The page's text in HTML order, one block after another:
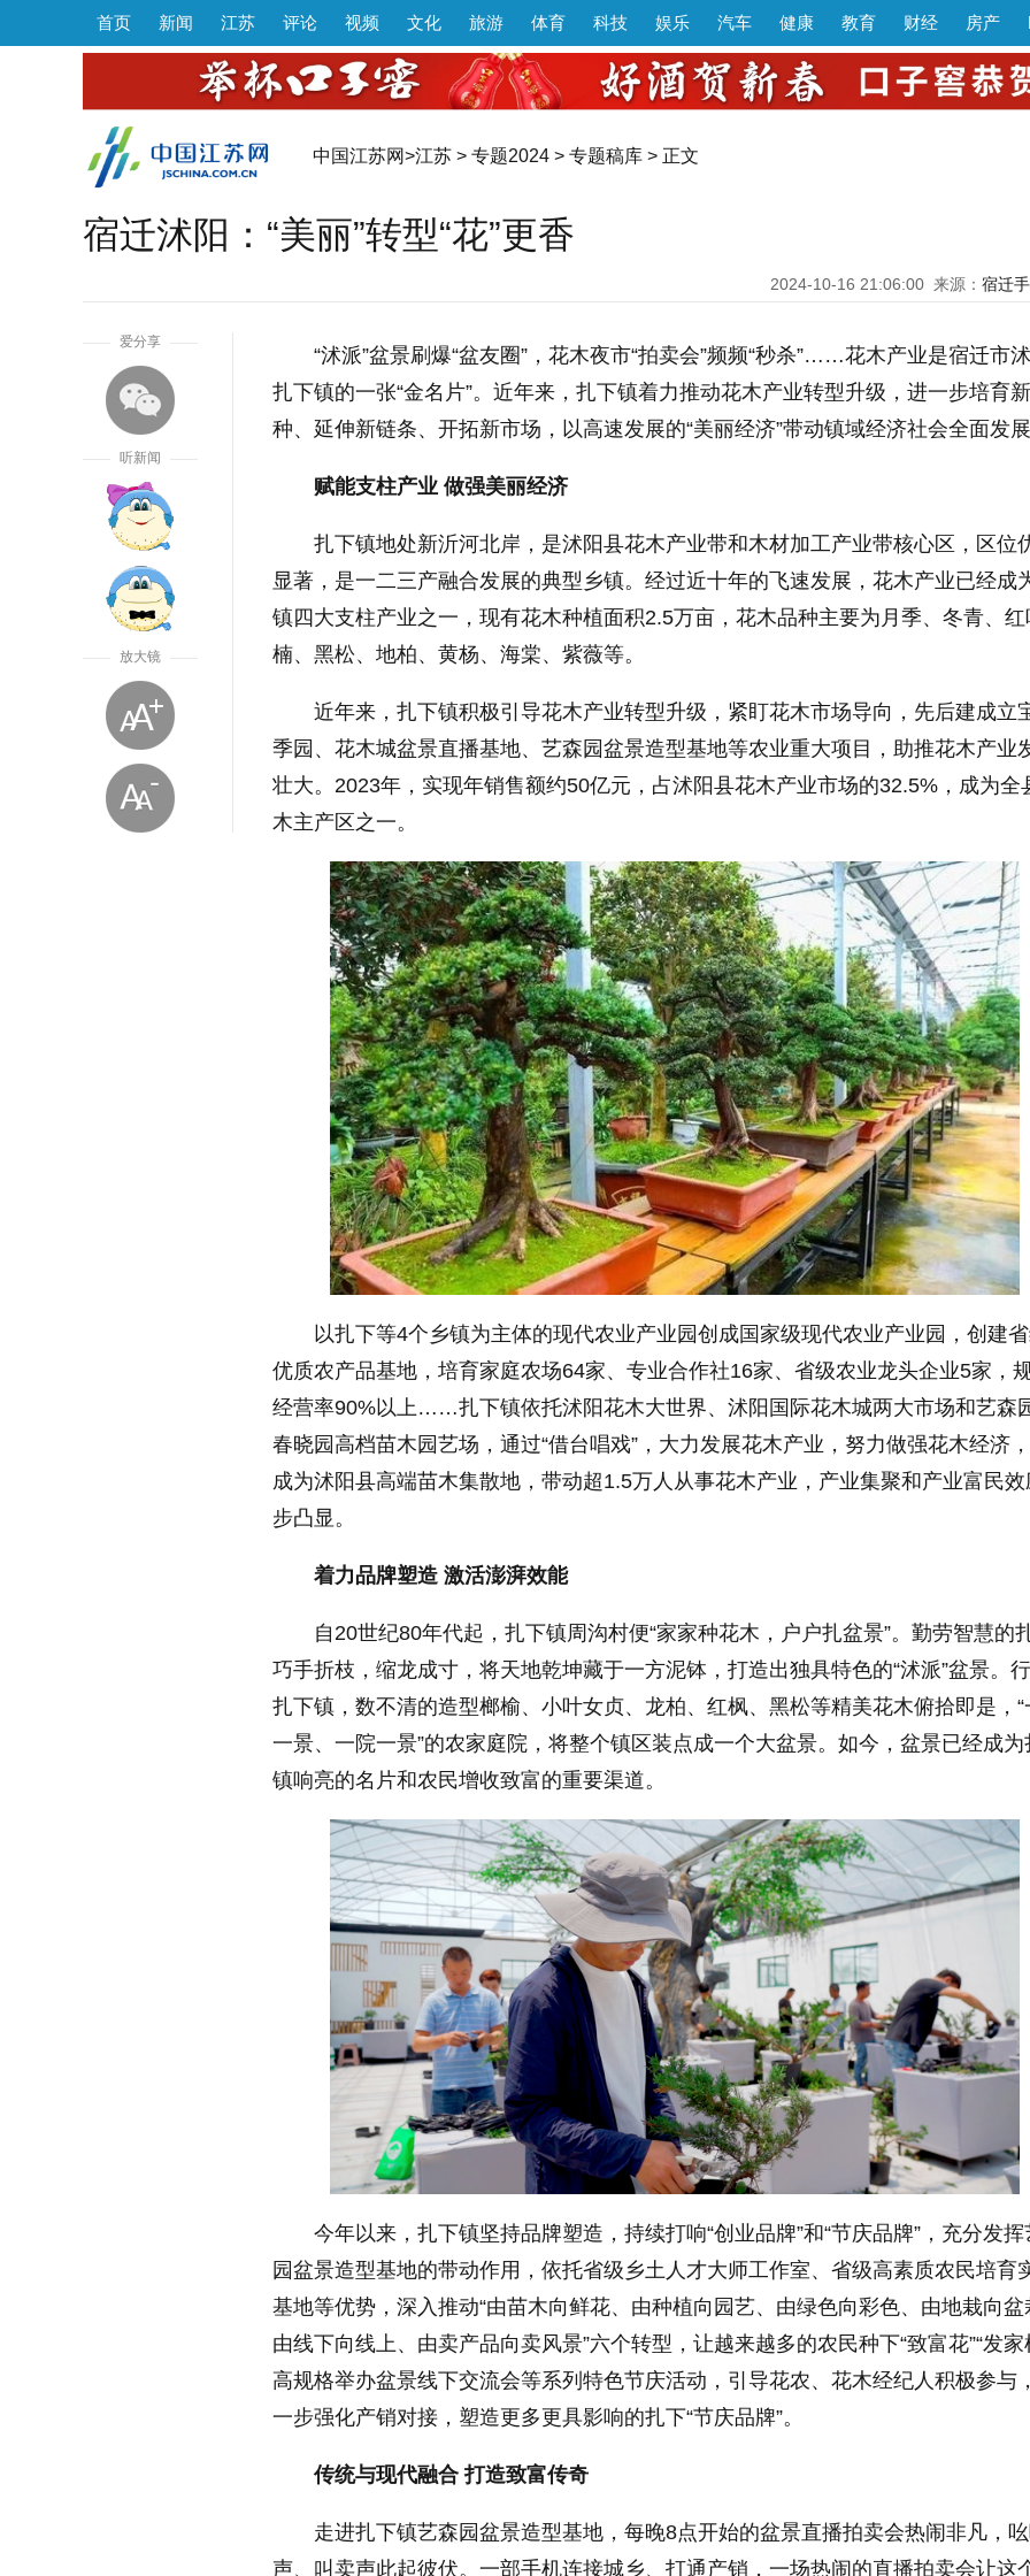
首页 新闻 江苏 评论 视频 文化 旅游 体育 科技 娱乐 汽车 健康 教育 财经 房产
中国江苏网>江苏 > 专题2024 > 专题稿库 > 正文
宿迁沭阳：“美丽”转型“花”更香
2024-10-16 21:06:00 来源： 宿迁
爱分享
听新闻
放大镜
“沭派”盆景刷爆“盆友圈”，花木夜市“拍卖会”频频“秒杀”……花木产业是宿迁市
扎下镇的一张“金名片”。近年来，扎下镇着力推动花木产业转型升级，进一步培育
种、延伸新链条、开拓新市场，以高速发展的“美丽经济”带动镇域经济社会全面发展
赋能支柱产业 做强美丽经济
扎下镇地处新沂河北岸，是沭阳县花木产业带和木材加工产业带核心区，区位
显著，是一二三产融合发展的典型乡镇。经过近十年的飞速发展，花木产业已经成
镇四大支柱产业之一，现有花木种植面积2.5万亩，花木品种主要为月季、冬青、红
楠、黑松、地柏、黄杨、海棠、紫薇等。
近年来，扎下镇积极引导花木产业转型升级，紧盯花木市场导向，先后建成立
季园、花木城盆景直播基地、艺森园盆景造型基地等农业重大项目，助推花木产业
壮大。2023年，实现年销售额约50亿元，占沭阳县花木产业市场的32.5%，成为全
木主产区之一。
以扎下等4个乡镇为主体的现代农业产业园创成国家级现代农业产业园，创建
优质农产品基地，培育家庭农场64家、专业合作社16家、省级农业龙头企业5家，
经营率90%以上……扎下镇依托沭阳花木大世界、沭阳国际花木城两大市场和艺森
春晓园高档苗木园艺场，通过“借台唱戏”，大力发展花木产业，努力做强花木经济
成为沭阳县高端苗木集散地，带动超1.5万人从事花木产业，产业集聚和产业富民效
步凸显。
着力品牌塑造 激活澎湃效能
自20世纪80年代起，扎下镇周沟村便“家家种花木，户户扎盆景”。勤劳智慧的
巧手折枝，缩龙成寸，将天地乾坤藏于一方泥钵，打造出独具特色的“沭派”盆景。
扎下镇，数不清的造型榔榆、小叶女贞、龙柏、红枫、黑松等精美花木俯拾即是，“
一景、一院一景”的农家庭院，将整个镇区装点成一个大盆景。如今，盆景已经成为
镇响亮的名片和农民增收致富的重要渠道。
今年以来，扎下镇坚持品牌塑造，持续打响“创业品牌”和“节庆品牌”，充分发挥
园盆景造型基地的带动作用，依托省级乡土人才大师工作室、省级高素质农民培育
基地等优势，深入推动“由苗木向鲜花、由种植向园艺、由绿色向彩色、由地栽向盆
由线下向线上、由卖产品向卖风景”六个转型，让越来越多的农民种下“致富花”“发家
高规格举办盆景线下交流会等系列特色节庆活动，引导花农、花木经纪人积极参与
一步强化产销对接，塑造更多更具影响的扎下“节庆品牌”。
传统与现代融合 打造致富传奇
走进扎下镇艺森园盆景造型基地，每晚8点开始的盆景直播拍卖会热闹非凡，
声、叫卖声此起彼伏。一部手机连接城乡、打通产销，一场热闹的直播拍卖会让这